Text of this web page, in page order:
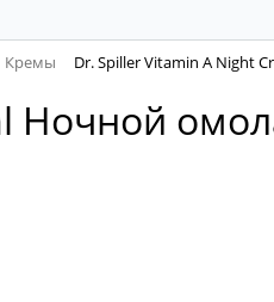
Кремы Dr. Spiller Vitamin A Night
Ночной